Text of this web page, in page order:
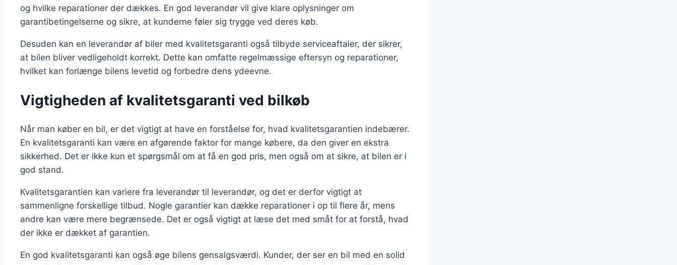
og hvilke reparationer der dækkes. En god leverandør vil give klare oplysninger om
garantibetingelserne og sikre, at kunderne føler sig trygge ved deres køb.
Desuden kan en leverandør af biler med kvalitetsgaranti også tilbyde serviceaftaler, der sikrer,
at bilen bliver vedligeholdt korrekt. Dette kan omfatte regelmæssige eftersyn og reparationer,
hvilket kan forlænge bilens levetid og forbedre dens ydeevne.
Vigtigheden af kvalitetsgaranti ved bilkøb
Når man køber en bil, er det vigtigt at have en forståelse for, hvad kvalitetsgarantien indebærer.
En kvalitetsgaranti kan være en afgørende faktor for mange købere, da den giver en ekstra
sikkerhed. Det er ikke kun et spørgsmål om at få en god pris, men også om at sikre, at bilen er i
god stand.
Kvalitetsgarantien kan variere fra leverandør til leverandør, og det er derfor vigtigt at
sammenligne forskellige tilbud. Nogle garantier kan dække reparationer i op til flere år, mens
andre kan være mere begrænsede. Det er også vigtigt at læse det med småt for at forstå, hvad
der ikke er dækket af garantien.
En god kvalitetsgaranti kan også øge bilens gensalgsværdi. Kunder, der ser en bil med en solid